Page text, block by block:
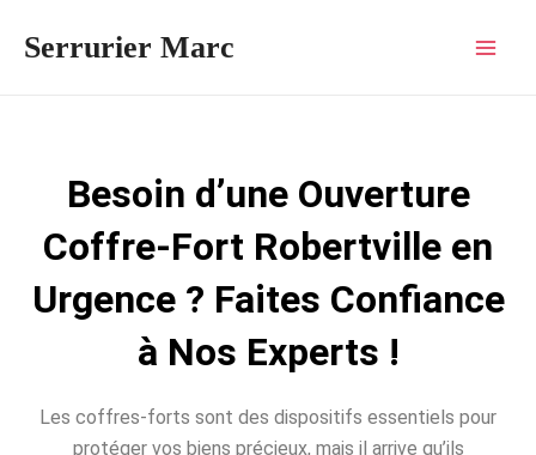
Serrurier Marc
Besoin d’une Ouverture
Coffre-Fort Robertville en
Urgence ? Faites Confiance
à Nos Experts !
Les coffres-forts sont des dispositifs essentiels pour
protéger vos biens précieux, mais il arrive qu’ils